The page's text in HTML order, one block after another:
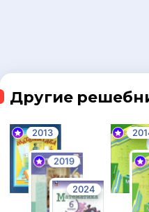
Другие
2013
2019
2024